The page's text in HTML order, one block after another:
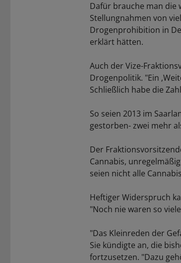
Dafür brauche man die
Stellungnahmen von
Drogenprohibition in
erklärt hätten.
Auch der Vize-
Drogenpolitik. "Ein
Schließlich habe die
So seien 2013 im
gestorben- zwei mehr
Der
Cannabis,
seien nicht alle
Heftiger Widerspruch
"Noch nie waren so
"Das Kleinreden der
Sie kündigte an, die
fortzusetzen. "Dazu